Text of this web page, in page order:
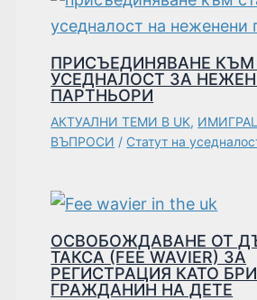
ПРИСЪЕДИНЯВАНЕ КЪМ
УСЕДНАЛОСТ ЗА
ПАРТНЬОРИ
АКТУАЛНИ ТЕМИ В UK,
ВЪПРОСИ / Статут на
ОСВОБОЖДАВАНЕ ОТ
ТАКСА (FEE WAVIER) ЗА
РЕГИСТРАЦИЯ КАТО
ГРАЖДАНИН НА ДЕТЕ